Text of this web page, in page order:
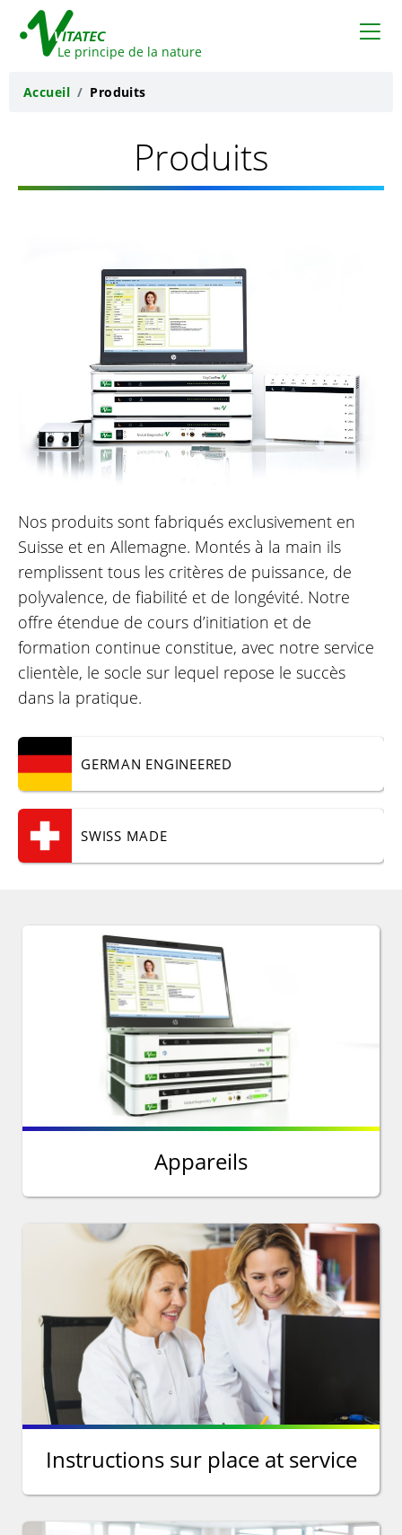
Le principe de la nature
Accueil Produits
Produits
Nos produits sont fabriqués exclusivement en
Suisse et en Allemagne. Montés à la main ils
remplissent tous les critères de puissance, de
polyvalence, de fiabilité et de longévité. Notre
offre étendue de cours d’initiation et de
formation continue constitue, avec notre service
clientèle, le socle sur lequel repose le succès
dans la pratique.
GERMAN ENGINEERED
SWISS MADE
Appareils
Instructions sur place at service